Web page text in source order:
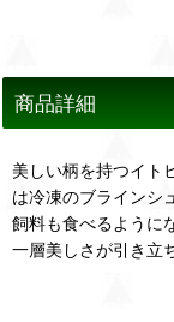
商品詳細
美しい柄を持つイト
は冷凍のブラインシ
飼料も食べるように
一層美しさが引き立